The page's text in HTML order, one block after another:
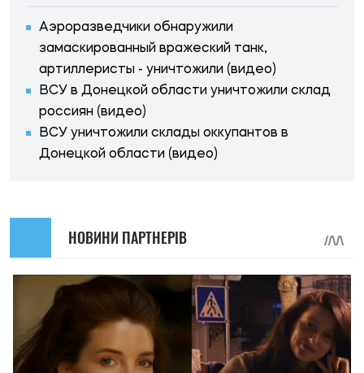
Аэроразведчики обнаружили
замаскированный вражеский танк,
артиллеристы - уничтожили (видео)
ВСУ в Донецкой области уничтожили склад
россиян (видео)
ВСУ уничтожили склады оккупантов в
Донецкой области (видео)